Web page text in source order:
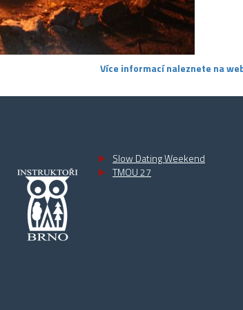
Více informací naleznete na
Slow Dating Weekend
TMOU 27